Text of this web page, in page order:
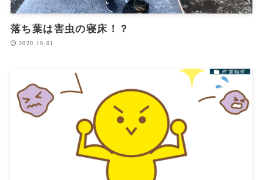
落ち葉は害虫の寝床！？
2020.10.01
作業報告